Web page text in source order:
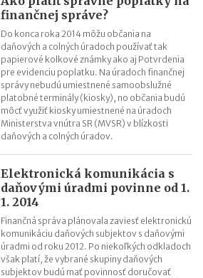
finančnej správe?
Do konca roka 2014 môžu občania na
daňových a colných úradoch používať tak
papierové kolkové známky ako aj Potvrdenia
pre evidenciu poplatku. Na úradoch finančnej
správy nebudú umiestnené samoobslužné
platobné terminály (kiosky), no občania budú
môcť využiť kiosky umiestnené na úradoch
Ministerstva vnútra SR (MVSR) v blízkosti
daňových a colných úradov.
Elektronická komunikácia s
daňovými úradmi povinne od 1.
1. 2014
Finančná správa plánovala zaviesť elektronickú
komunikáciu daňových subjektov s daňovými
úradmi od roku 2012. Po niekoľkých odkladoch
však platí, že vybrané skupiny daňových
subjektov budú mať povinnosť doručovať